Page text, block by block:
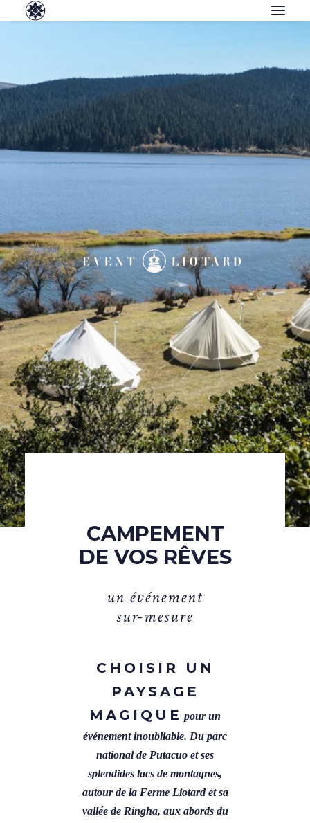
CAMPEMENT
DE VOS RÊVES
un événement
sur-mesure
CHOISIR UN
PAYSAGE
MAGIQUE pour un
événement inoubliable. Du parc
national de Putacuo et ses
splendides lacs de montagnes,
autour de la Ferme Liotard et sa
vallée de Ringha, aux abords du